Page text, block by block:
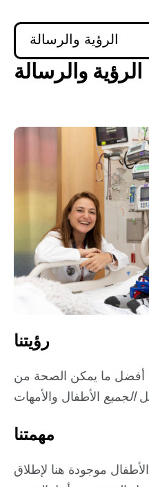
الرؤية والرسالة
الرؤية والرسالة
رؤيتنا
ما يمكن
الصحة من
الجميع
مهمتنا
موجودة هنا لإطلاق